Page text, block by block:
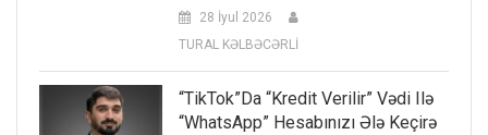
28 İyul 2026
TURAL KƏLBƏCƏRLİ
“TikTok”da “kredit Verilir” Vədi Ilə
“WhatsApp” Hesabınızı Ələ Keçirə